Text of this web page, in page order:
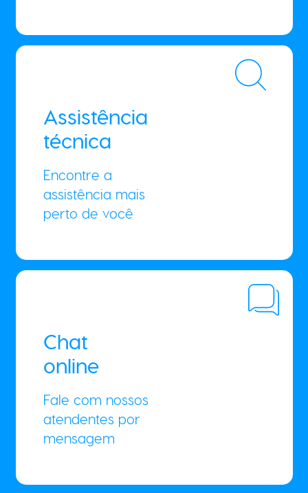
Assistência
técnica
Encontre a
assistência mais
perto de você
Chat
online
Fale com nossos
atendentes por
mensagem